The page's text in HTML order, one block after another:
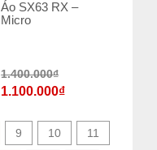
Áo SX63 RX –
Micro
1.400.000₫
1.100.000₫
9 10 11